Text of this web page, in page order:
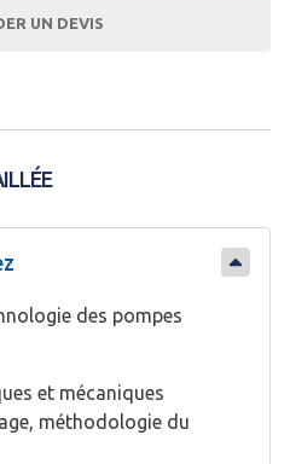
UN DEVIS
des pompes
et mécaniques
méthodologie du